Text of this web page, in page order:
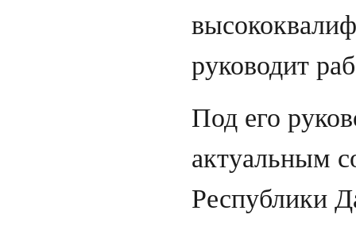
руководит
Под его
актуальным
Республики